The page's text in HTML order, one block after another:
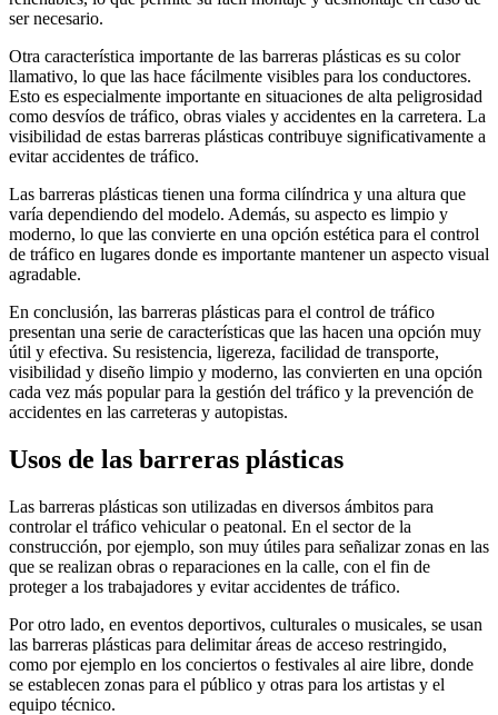
ser necesario.
Otra característica importante de las barreras plásticas es su color
llamativo, lo que las hace fácilmente visibles para los conductores.
Esto es especialmente importante en situaciones de alta peligrosidad
como desvíos de tráfico, obras viales y accidentes en la carretera. La
visibilidad de estas barreras plásticas contribuye significativamente a
evitar accidentes de tráfico.
Las barreras plásticas tienen una forma cilíndrica y una altura que
varía dependiendo del modelo. Además, su aspecto es limpio y
moderno, lo que las convierte en una opción estética para el control
de tráfico en lugares donde es importante mantener un aspecto visual
agradable.
En conclusión, las barreras plásticas para el control de tráfico
presentan una serie de características que las hacen una opción muy
útil y efectiva. Su resistencia, ligereza, facilidad de transporte,
visibilidad y diseño limpio y moderno, las convierten en una opción
cada vez más popular para la gestión del tráfico y la prevención de
accidentes en las carreteras y autopistas.
Usos de las barreras plásticas
Las barreras plásticas son utilizadas en diversos ámbitos para
controlar el tráfico vehicular o peatonal. En el sector de la
construcción, por ejemplo, son muy útiles para señalizar zonas en las
que se realizan obras o reparaciones en la calle, con el fin de
proteger a los trabajadores y evitar accidentes de tráfico.
Por otro lado, en eventos deportivos, culturales o musicales, se usan
las barreras plásticas para delimitar áreas de acceso restringido,
como por ejemplo en los conciertos o festivales al aire libre, donde
se establecen zonas para el público y otras para los artistas y el
equipo técnico.